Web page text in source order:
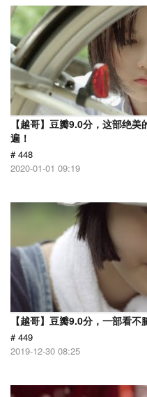
【越哥】豆瓣9.0分，这部绝
遍！
# 448
2020-01-01 09:19
【越哥】豆瓣9.0分，一部看
# 449
2019-12-30 08:25